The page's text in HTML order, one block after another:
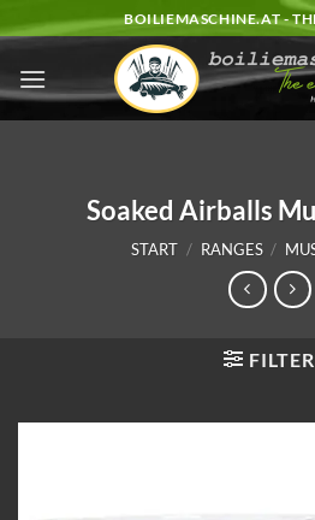
Inhalt
springen
BOILIEMASCHINE.AT -
Soaked Airballs
START / RANGES /
FILTER